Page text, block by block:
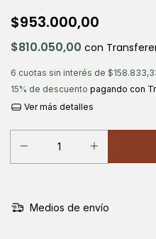
$953.000,00
$810.050,00 con
6 cuotas sin interés de
15% de descuento pagando con
Ver más detalles
Medios de envío